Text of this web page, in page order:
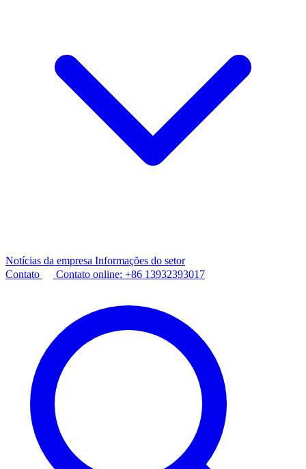
Notícias da empresa Informações do setor
Contato
Contato online: +86 13932393017